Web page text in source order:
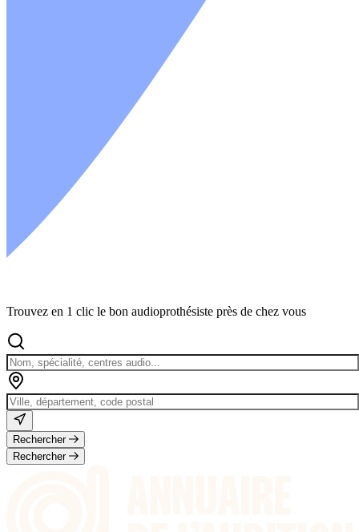
Trouvez en 1 clic le bon audioprothésiste près de chez vous
Rechercher
Rechercher